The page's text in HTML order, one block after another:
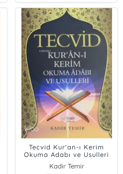
Tecvid Kur'an-ı Kerim
Okuma Adabı ve Usulleri
Kadir Temir